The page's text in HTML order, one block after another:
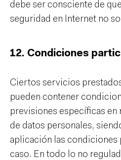
debe ser consciente de
seguridad en Internet no
12. Condiciones
Ciertos servicios
pueden contener
previsiones específicas
de datos personales,
aplicación las condiciones
caso. En todo lo no